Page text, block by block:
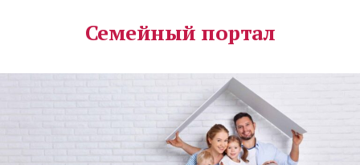
Семейный портал